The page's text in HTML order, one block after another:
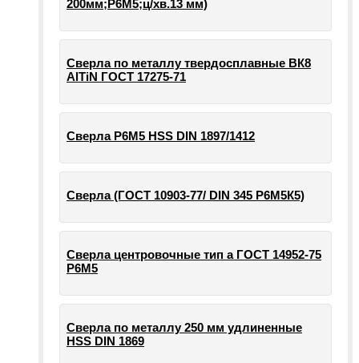
200мм;Р6М5;ц/хв.13 мм)
Сверла по металлу твердосплавные ВК8
AlTiN ГОСТ 17275-71
Сверла Р6М5 HSS DIN 1897/1412
Сверла (ГОСТ 10903-77/ DIN 345 Р6М5К5)
Сверла центровочные тип а ГОСТ 14952-75
Р6М5
Сверла по металлу 250 мм удлиненные
HSS DIN 1869